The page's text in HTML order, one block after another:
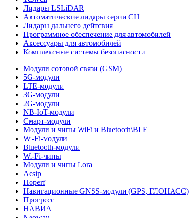
Лидары LSLiDAR
Автоматические лидары серии CH
Лидары дальнего дейтсвия
Программное обеспечение для автомобилей
Аксессуары для автомобилей
Комплексные системы безопасности
Модули сотовой связи (GSM)
5G-модули
LTE-модули
3G-модули
2G-модули
NB-IoT-модули
Смарт-модули
Модули и чипы WiFi и Bluetooth\BLE
Wi-Fi-модули
Bluetooth-модули
Wi-Fi-чипы
Модули и чипы Lora
Acsip
Hoperf
Навигационные GNSS-модули (GPS, ГЛОНАСС)
Прогресс
НАВИА